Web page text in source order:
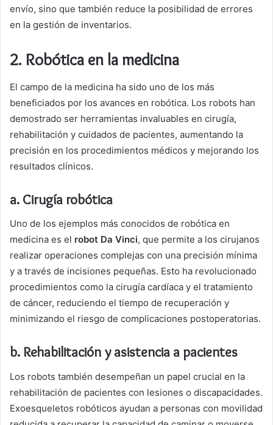
envío, sino que también reduce la posibilidad de errores
en la gestión de inventarios.
2. Robótica en la medicina
El campo de la medicina ha sido uno de los más
beneficiados por los avances en robótica. Los robots han
demostrado ser herramientas invaluables en cirugía,
rehabilitación y cuidados de pacientes, aumentando la
precisión en los procedimientos médicos y mejorando los
resultados clínicos.
a. Cirugía robótica
Uno de los ejemplos más conocidos de robótica en
medicina es el robot Da Vinci, que permite a los cirujanos
realizar operaciones complejas con una precisión mínima
y a través de incisiones pequeñas. Esto ha revolucionado
procedimientos como la cirugía cardíaca y el tratamiento
de cáncer, reduciendo el tiempo de recuperación y
minimizando el riesgo de complicaciones postoperatorias.
b. Rehabilitación y asistencia a pacientes
Los robots también desempeñan un papel crucial en la
rehabilitación de pacientes con lesiones o discapacidades.
Exoesqueletos robóticos ayudan a personas con movilidad